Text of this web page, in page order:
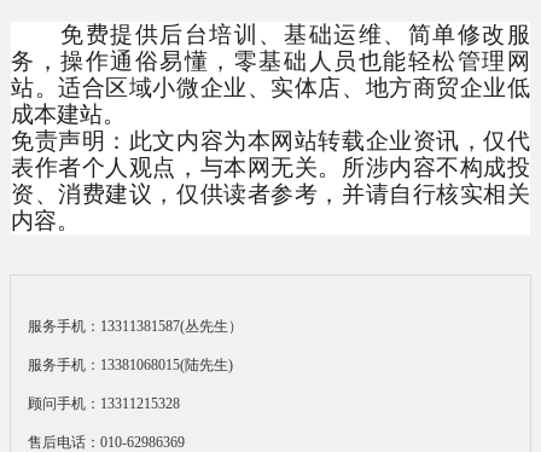
免费提供后台培训、基础运维、简单修改服
务，操作通俗易懂，零基础人员也能轻松管理网
站。适合区域小微企业、实体店、地方商贸企业低
成本建站。
免责声明：此文内容为本网站转载企业资讯，仅代
表作者个人观点，与本网无关。所涉内容不构成投
资、消费建议，仅供读者参考，并请自行核实相关
内容。
服务手机：13311381587(丛先生）
服务手机：13381068015(陆先生)
顾问手机：13311215328
售后电话：010-62986369